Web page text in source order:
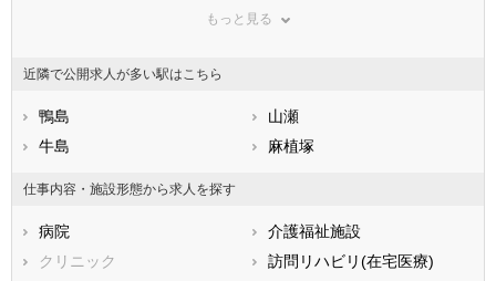
山口県
福岡県
佐賀県
熊本県
鹿児島県
勝浦郡上勝町
名西郡神山町
海部郡牟岐町
海部郡美波町
海部郡海陽町
板野郡松茂町
美馬郡つるぎ町
三好郡東みよし町
もっと見る
近隣で公開求人が多い駅はこちら
鴨島
山瀬
牛島
麻植塚
仕事内容・施設形態から求人を探す
病院
介護福祉施設
クリニック
訪問リハビリ(在宅医療)